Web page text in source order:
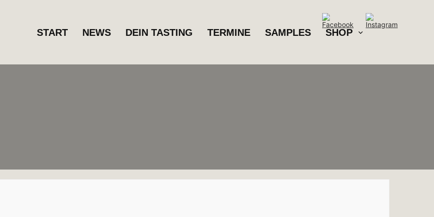
START NEWS DEIN TASTING TERMINE SAMPLES SHOP